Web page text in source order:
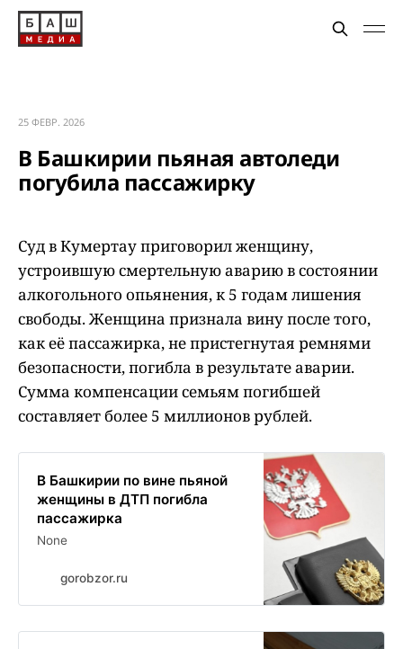
25 ФЕВР. 2026
В Башкирии пьяная автоледи
погубила пассажирку
Суд в Кумертау приговорил женщину,
устроившую смертельную аварию в состоянии
алкогольного опьянения, к 5 годам лишения
свободы. Женщина признала вину после того,
как её пассажирка, не пристегнутая ремнями
безопасности, погибла в результате аварии.
Сумма компенсации семьям погибшей
составляет более 5 миллионов рублей.
В Башкирии по вине пьяной
женщины в ДТП погибла
пассажирка
None
gorobzor.ru